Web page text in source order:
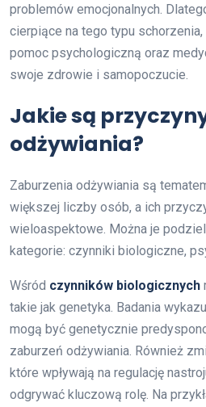
problemów emocjonalnych.
cierpiące na tego typu
pomoc psychologiczną oraz
swoje zdrowie i samopoczucie.
Jakie są
odżywiania?
Zaburzenia odżywiania są
większej liczby osób, a ich
wieloaspektowe. Można je
kategorie: czynniki biologiczne,
Wśród czynników biologicznych
takie jak genetyka. Badania
mogą być genetycznie
zaburzeń odżywiania. Również
które wpływają na regulację
odgrywać kluczową rolę. Na